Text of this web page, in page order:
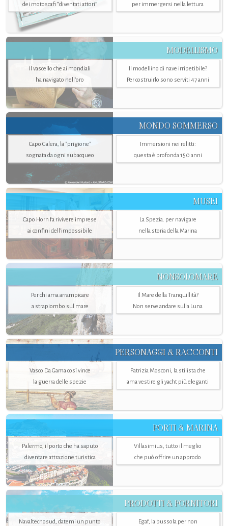
dei motoscafi “diventati attori”
per immergersi nella lettura
MODELLISMO
Il vascello che ai mondiali
ha navigato nell’oro
Il modellino di nave irripetibile?
Per costruirlo sono serviti 47 anni
MONDO SOMMERSO
Capo Galera, la "prigione"
sognata da ogni subacqueo
Immersioni nei relitti:
questa è profonda 150 anni
MUSEI
Capo Horn fa rivivere imprese
ai confini dell’impossibile
La Spezia. per navigare
nella storia della Marina
NONSOLOMARE
Per chi ama arrampicare
a strapiombo sul mare
Il Mare della Tranquillità?
Non serve andare sulla Luna
PERSONAGGI & RACCONTI
Vasco Da Gama così vince
la guerra delle spezie
Patrizia Mosconi, la stilista che
ama vestire gli yacht più eleganti
PORTI & MARINA
Palermo, il porto che ha saputo
diventare attrazione turistica
Villasimius, tutto il meglio
che può offrire un approdo
PRODOTTI & FORNITORI
Navaltecnosud, datemi un punto Egaf, la bussola per non